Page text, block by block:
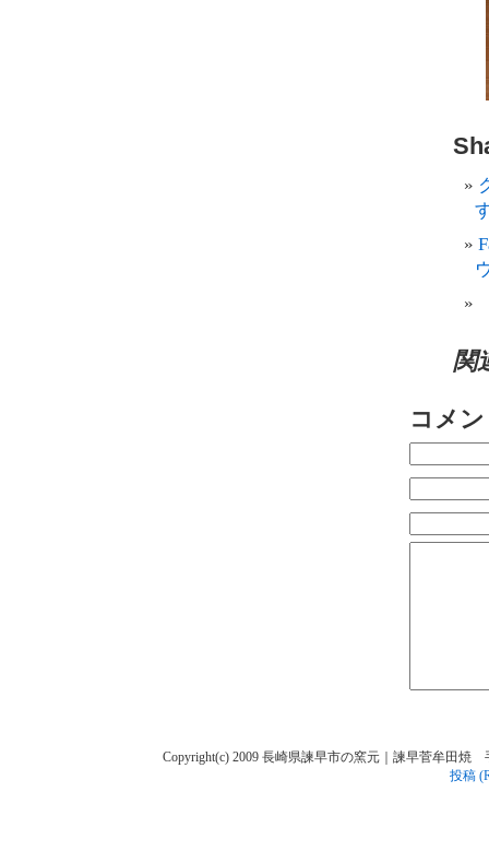
関
コメ
Copyright(c) 2009 長崎県諫早市の窯元｜諫早菅牟田焼
投稿